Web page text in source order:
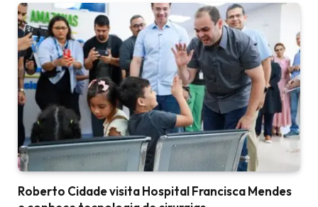
Roberto Cidade visita Hospital Francisca Mendes